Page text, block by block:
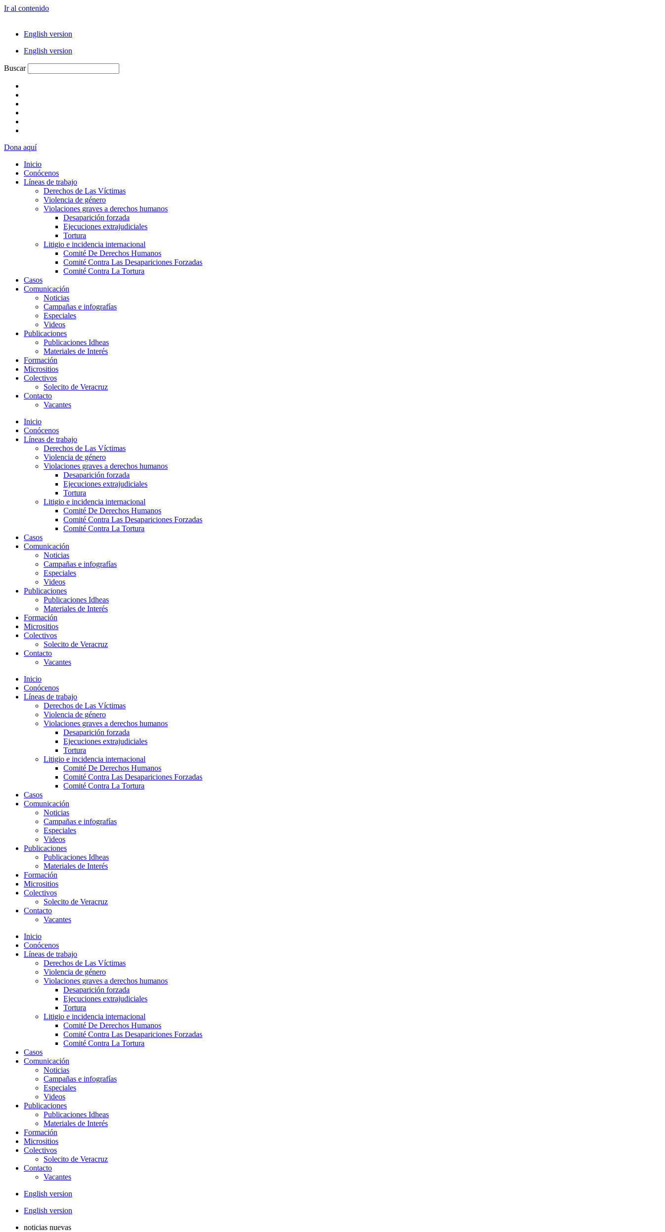
Ir al contenido
English version
English version
Buscar
Dona aquí
Inicio
Conócenos
Líneas de trabajo
Derechos de Las Víctimas
Violencia de género
Violaciones graves a derechos humanos
Desaparición forzada​
Ejecuciones extrajudiciales
Tortura
Litigio e incidencia internacional
Comité De Derechos Humanos​
Comité Contra Las Desapariciones Forzadas
Comité Contra La Tortura​
Casos
Comunicación
Noticias
Campañas e infografías
Especiales
Videos
Publicaciones
Publicaciones Idheas
Materiales de Interés
Formación
Micrositios
Colectivos
Solecito de Veracruz
Contacto
Vacantes
Inicio
Conócenos
Líneas de trabajo
Derechos de Las Víctimas
Violencia de género
Violaciones graves a derechos humanos
Desaparición forzada​
Ejecuciones extrajudiciales
Tortura
Litigio e incidencia internacional
Comité De Derechos Humanos​
Comité Contra Las Desapariciones Forzadas
Comité Contra La Tortura​
Casos
Comunicación
Noticias
Campañas e infografías
Especiales
Videos
Publicaciones
Publicaciones Idheas
Materiales de Interés
Formación
Micrositios
Colectivos
Solecito de Veracruz
Contacto
Vacantes
Inicio
Conócenos
Líneas de trabajo
Derechos de Las Víctimas
Violencia de género
Violaciones graves a derechos humanos
Desaparición forzada​
Ejecuciones extrajudiciales
Tortura
Litigio e incidencia internacional
Comité De Derechos Humanos​
Comité Contra Las Desapariciones Forzadas
Comité Contra La Tortura​
Casos
Comunicación
Noticias
Campañas e infografías
Especiales
Videos
Publicaciones
Publicaciones Idheas
Materiales de Interés
Formación
Micrositios
Colectivos
Solecito de Veracruz
Contacto
Vacantes
Inicio
Conócenos
Líneas de trabajo
Derechos de Las Víctimas
Violencia de género
Violaciones graves a derechos humanos
Desaparición forzada​
Ejecuciones extrajudiciales
Tortura
Litigio e incidencia internacional
Comité De Derechos Humanos​
Comité Contra Las Desapariciones Forzadas
Comité Contra La Tortura​
Casos
Comunicación
Noticias
Campañas e infografías
Especiales
Videos
Publicaciones
Publicaciones Idheas
Materiales de Interés
Formación
Micrositios
Colectivos
Solecito de Veracruz
Contacto
Vacantes
English version
English version
noticias nuevas